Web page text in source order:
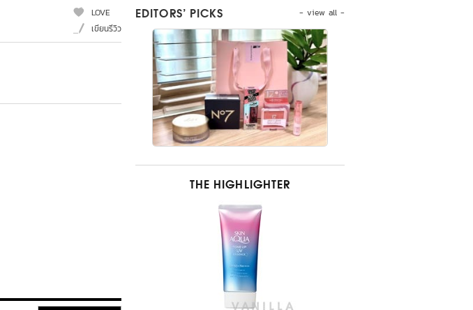
LOVE
เขียนรีวิว
- view all -
EDITORS’ PICKS
THE HIGHLIGHTER